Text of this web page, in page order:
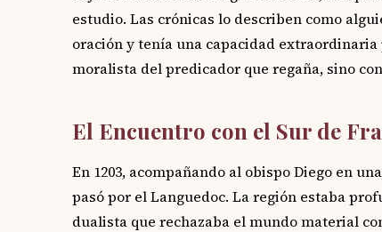
estudio. Las crónicas lo describen como
oración y tenía una capacidad
moralista del predicador que regaña, sino
El Encuentro con el Sur de
En 1203, acompañando al obispo Diego en
pasó por el Languedoc. La región estaba
dualista que rechazaba el mundo material